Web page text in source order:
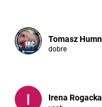
Tomasz
dobre
Irena Rogacka